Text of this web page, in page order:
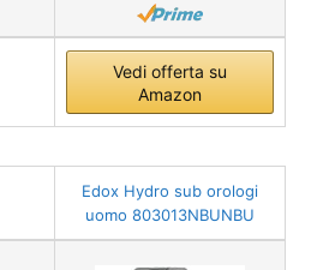
Vedi offerta su
Amazon
Edox Hydro sub orologi
uomo 803013NBUNBU